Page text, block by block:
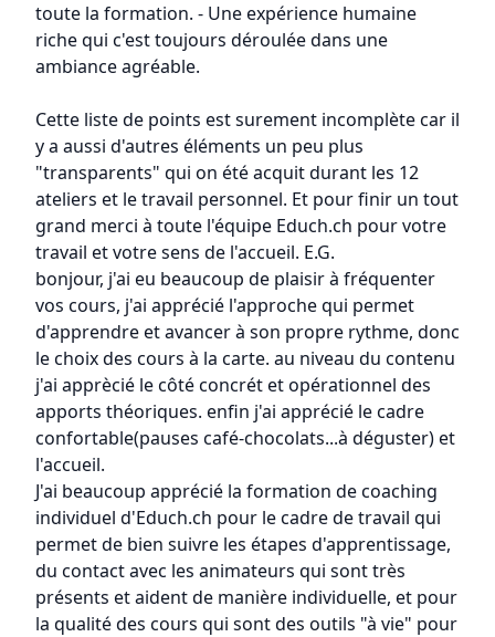
toute la formation. - Une expérience humaine
riche qui c'est toujours déroulée dans une
ambiance agréable.
Cette liste de points est surement incomplète car il
y a aussi d'autres éléments un peu plus
"transparents" qui on été acquit durant les 12
ateliers et le travail personnel. Et pour finir un tout
grand merci à toute l'équipe Educh.ch pour votre
travail et votre sens de l'accueil. E.G.
bonjour, j'ai eu beaucoup de plaisir à fréquenter
vos cours, j'ai apprécié l'approche qui permet
d'apprendre et avancer à son propre rythme, donc
le choix des cours à la carte. au niveau du contenu
j'ai apprècié le côté concrét et opérationnel des
apports théoriques. enfin j'ai apprécié le cadre
confortable(pauses café-chocolats...à déguster) et
l'accueil.
J'ai beaucoup apprécié la formation de coaching
individuel d'Educh.ch pour le cadre de travail qui
permet de bien suivre les étapes d'apprentissage,
du contact avec les animateurs qui sont très
présents et aident de manière individuelle, et pour
la qualité des cours qui sont des outils "à vie" pour